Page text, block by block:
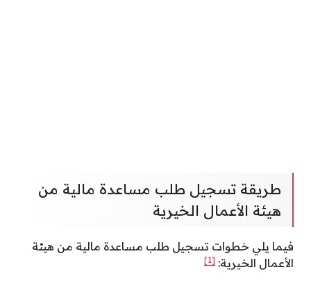
طريقة تسجيل طلب مساعدة مالية من
هيئة الأعمال الخيرية
فيما يلي خطوات تسجيل طلب مساعدة مالية من هيئة
الأعمال الخيرية: [1]